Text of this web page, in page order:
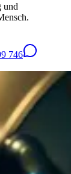
und
746